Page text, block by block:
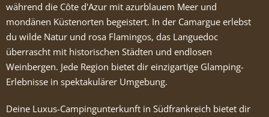
während die Côte d'Azur mit azurblauem Meer und
mondänen Küstenorten begeistert. In der Camargue erlebst
du wilde Natur und rosa Flamingos, das Languedoc
überrascht mit historischen Städten und endlosen
Weinbergen. Jede Region bietet dir einzigartige Glamping-
Erlebnisse in spektakulärer Umgebung.
Deine Luxus-Campingunterkunft in Südfrankreich bietet dir